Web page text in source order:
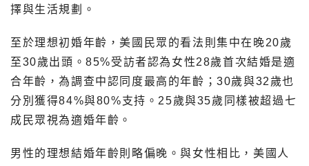
擇與生活規劃。
至於理想初婚年齡，美國民眾的看法則集中在晚20歲
至30歲出頭。85%受訪者認為女性28歲首次結婚是適
合年齡，為調查中認同度最高的年齡；30歲與32歲也
分別獲得84%與80%支持。25歲與35歲同樣被超過七
成民眾視為適婚年齡。
男性的理想結婚年齡則略偏晚。與女性相比，美國人